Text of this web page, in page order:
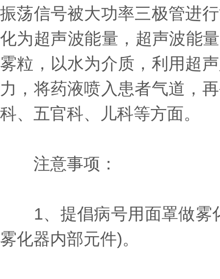
振荡信号被大功率三极管进
化为超声波能量，超声波能
雾粒，以水为介质，利用超
力，将药液喷入患者气道，
科、五官科、儿科等方面。
注意事项：
1、提倡病号用面罩做雾
雾化器内部元件)。